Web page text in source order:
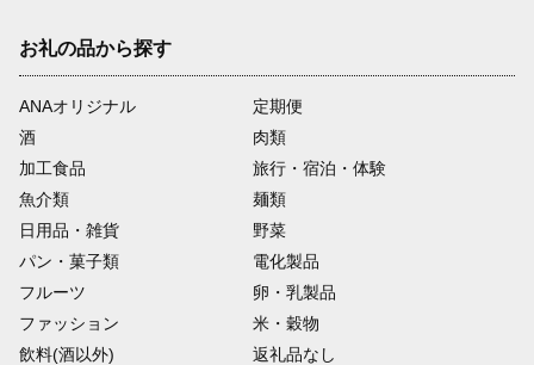
お礼の品から探す
ANAオリジナル
定期便
酒
肉類
加工食品
旅行・宿泊・体験
魚介類
麺類
日用品・雑貨
野菜
パン・菓子類
電化製品
フルーツ
卵・乳製品
ファッション
米・穀物
飲料(酒以外)
返礼品なし